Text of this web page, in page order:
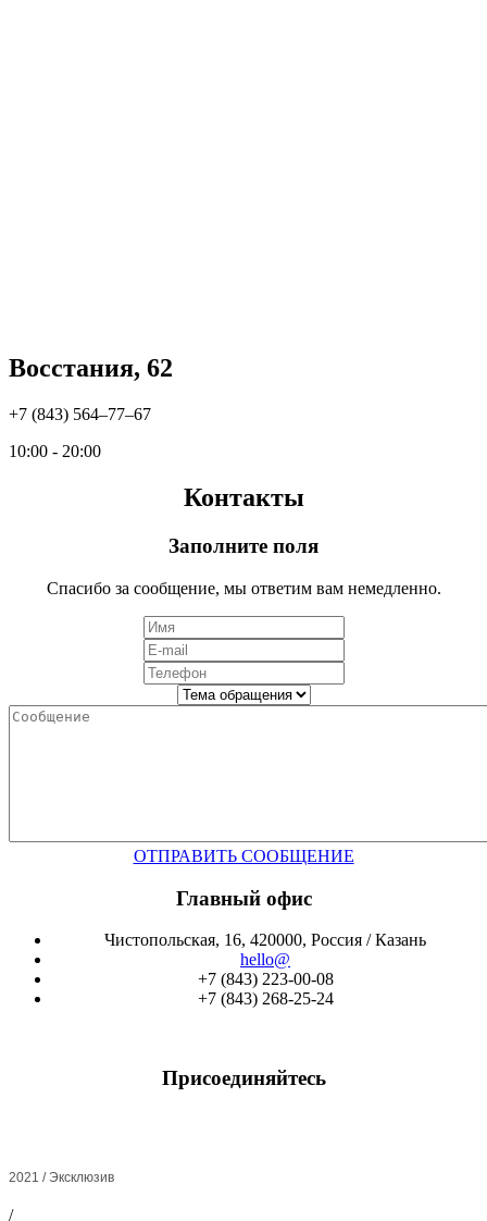
Восстания, 62
+7 (843) 564‒77‒67
10:00 - 20:00
Контакты
Заполните поля
Спасибо за сообщение, мы ответим вам немедленно.
ОТПРАВИТЬ СООБЩЕНИЕ
Главный офис
Чистопольская, 16, 420000, Россия / Казань
hello@
+7 (843) 223-00-08
+7 (843) 268-25-24
Присоединяйтесь
2021 / Эксклюзив
/